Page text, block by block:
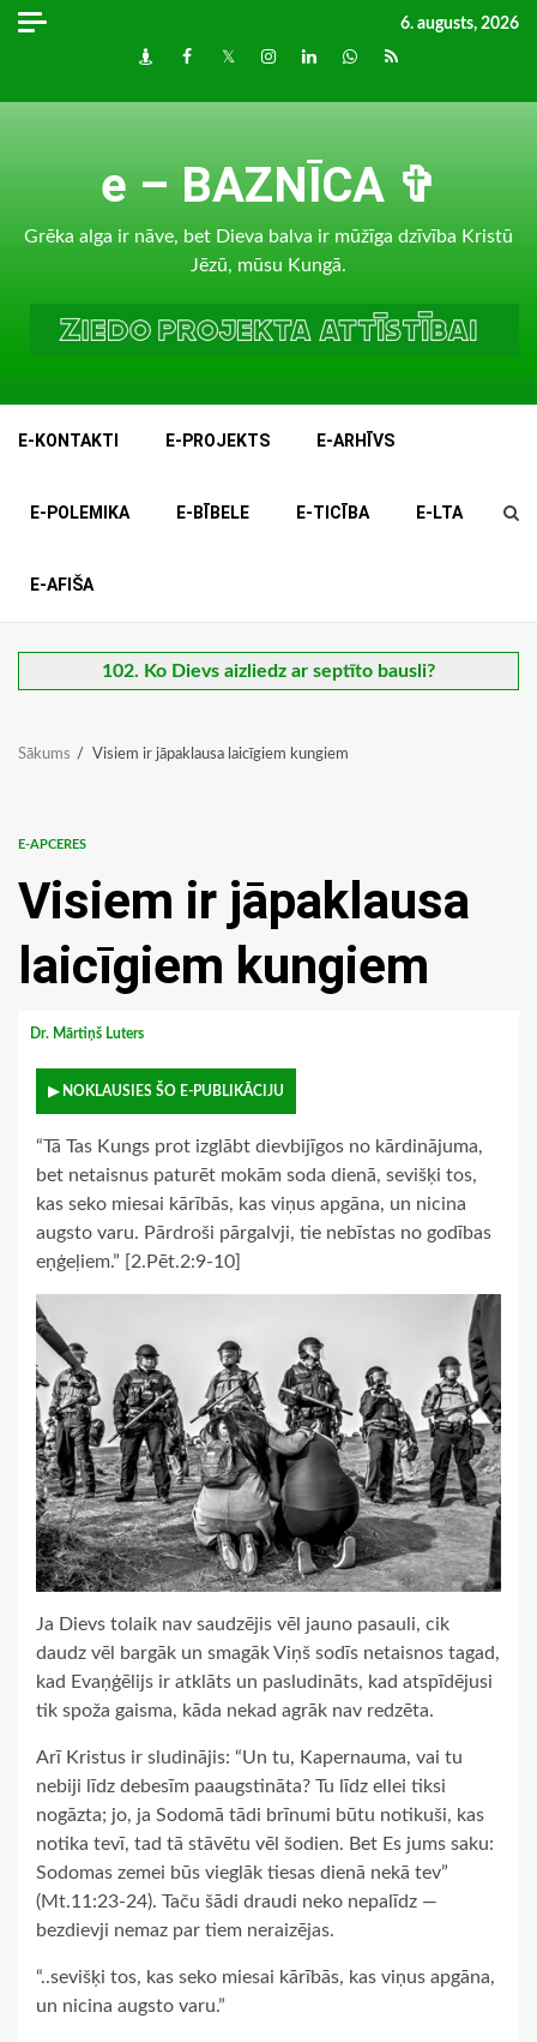
Skip
6. augusts, 2026
DraugiemFacebook
TwitterInstagram
LinkedInwhatsapp
RSS
e – BAZNĪCA ✞
Grēka alga ir nāve, bet Dieva balva ir mūžīga dzīvība Kristū
Jēzū, mūsu Kungā.
E-KONTAKTI E-PROJEKTS E-ARHĪVS
E-POLEMIKA E-BĪBELE E-TICĪBA E-LTA
E-AFIŠA
102. Ko Dievs aizliedz ar septīto bausli?
Sākums Visiem ir jāpaklausa laicīgiem kungiem
E-APCERES
Visiem ir jāpaklausa
laicīgiem kungiem
Dr. Mārtiņš Luters
▶ NOKLAUSIES ŠO E-PUBLIKĀCIJU
“Tā Tas Kungs prot izglābt dievbijīgos no kārdinājuma,
bet netaisnus paturēt mokām soda dienā, sevišķi tos,
kas seko miesai kārībās, kas viņus apgāna, un nicina
augsto varu. Pārdroši pārgalvji, tie nebīstas no godības
eņģeļiem.” [2.Pēt.2:9-10]
Ja Dievs tolaik nav saudzējis vēl jauno pasauli, cik
daudz vēl bargāk un smagāk Viņš sodīs netaisnos tagad,
kad Evaņģēlijs ir atklāts un pasludināts, kad atspīdējusi
tik spoža gaisma, kāda nekad agrāk nav redzēta.
Arī Kristus ir sludinājis: “Un tu, Kapernauma, vai tu
nebiji līdz debesīm paaugstināta? Tu līdz ellei tiksi
nogāzta; jo, ja Sodomā tādi brīnumi būtu notikuši, kas
notika tevī, tad tā stāvētu vēl šodien. Bet Es jums saku:
Sodomas zemei būs vieglāk tiesas dienā nekā tev”
(Mt.11:23-24). Taču šādi draudi neko nepalīdz —
bezdievji nemaz par tiem neraizējas.
“..sevišķi tos, kas seko miesai kārībās, kas viņus apgāna,
un nicina augsto varu.”